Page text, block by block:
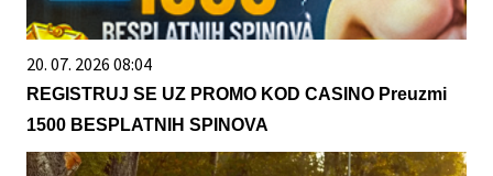
20. 07. 2026 08:04
REGISTRUJ SE UZ PROMO KOD CASINO Preuzmi
1500 BESPLATNIH SPINOVA